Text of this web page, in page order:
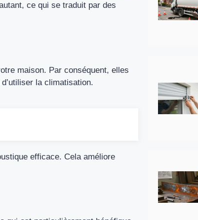
ce qui se traduit par des
maison. Par conséquent, elles
la climatisation.
efficace. Cela améliore